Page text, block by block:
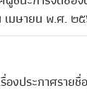
เมษายน พ.ศ.
งประกาศราย